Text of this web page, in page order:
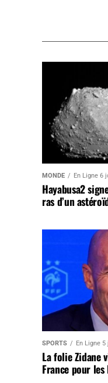
MONDE En Ligne 6
Hayabusa2
ras d’un
SPORTS En Ligne 5
La folie Zidane
France pour les